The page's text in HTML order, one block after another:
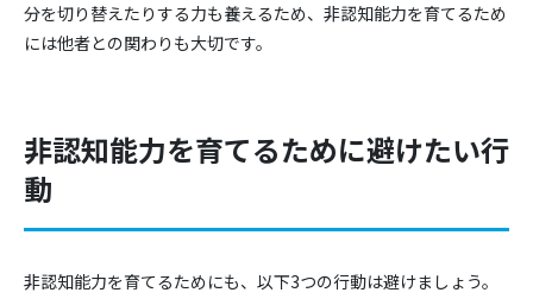
分を切り替えたりする力も養えるため、非認知能力を育てるため
には他者との関わりも大切です。
非認知能力を育てるために避けたい行
動
非認知能力を育てるためにも、以下3つの行動は避けましょう。